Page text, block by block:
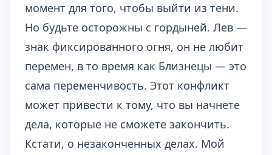
момент для того, чтобы выйти из тени.
Но будьте осторожны с гордыней. Лев —
знак фиксированного огня, он не любит
перемен, в то время как Близнецы — это
сама переменчивость. Этот конфликт
может привести к тому, что вы начнете
дела, которые не сможете закончить.
Кстати, о незаконченных делах. Мой